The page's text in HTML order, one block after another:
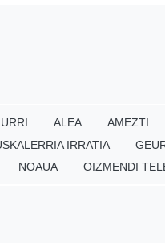
ALEA AMEZTI
IRRATIA
NOAUA OIZMENDI